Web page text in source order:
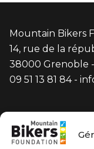
Mountain Bikers
14, rue de la
38000 Grenoble
09 51 13 81 84 -